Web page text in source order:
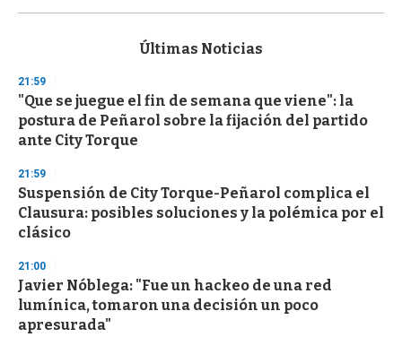
s
d
s
o
f
3
s
e
c
o
n
Últimas Noticias
21:59
"Que se juegue el fin de semana que viene": la
postura de Peñarol sobre la fijación del partido
ante City Torque
21:59
Suspensión de City Torque-Peñarol complica el
Clausura: posibles soluciones y la polémica por el
clásico
21:00
Javier Nóblega: "Fue un hackeo de una red
lumínica, tomaron una decisión un poco
apresurada"